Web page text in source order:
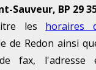
Sauveur, BP 29
les horaires
de Redon ainsi
fax, l'adresse